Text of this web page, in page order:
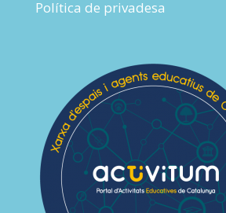
Política de privadesa